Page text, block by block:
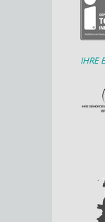
IHRE